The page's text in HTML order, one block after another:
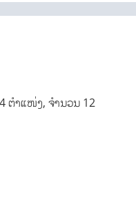
ຕຳແໜ່ງ, ຈໍານວນ 12